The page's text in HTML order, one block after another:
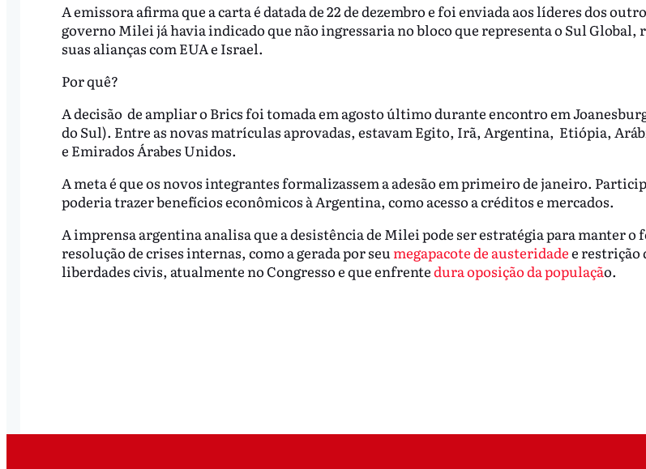
A emissora afirma que a carta é datada de 22 de dezembro e foi enviada aos líderes dos
governo Milei já havia indicado que não ingressaria no bloco que representa o Sul Global,
suas alianças com EUA e Israel.
Por quê?
A decisão de ampliar o Brics foi tomada em agosto último durante encontro em
do Sul). Entre as novas matrículas aprovadas, estavam Egito, Irã, Argentina, Etiópia,
e Emirados Árabes Unidos.
A meta é que os novos integrantes formalizassem a adesão em primeiro de janeiro.
poderia trazer benefícios econômicos à Argentina, como acesso a créditos e mercados.
A imprensa argentina analisa que a desistência de Milei pode ser estratégia para manter o
resolução de crises internas, como a gerada por seu megapacote de austeridadee restrição
liberdades civis, atualmente no Congresso e que enfrentedura oposição da população.